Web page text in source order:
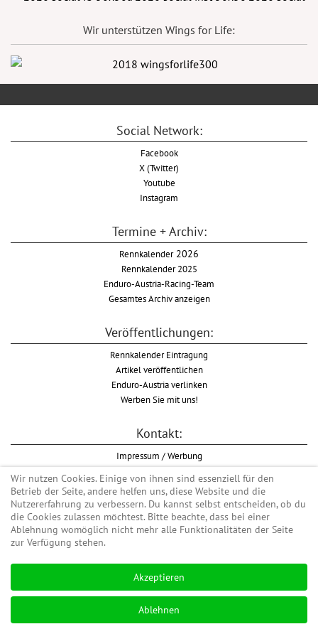
Wir unterstützen Wings for Life:
Social Network:
Facebook
X (Twitter)
Youtube
Instagram
Termine + Archiv:
Rennkalender2026
Rennkalender 2025
Enduro-Austria-Racing-Team
Gesamtes Archiv anzeigen
Veröffentlichungen:
Rennkalender Eintragung
Artikel veröffentlichen
Enduro-Austria verlinken
Werben Sie mit uns!
Kontakt:
Impressum / Werbung
Datenschutzinformation
Informationspflicht WKO
AGB
Begriff "Enduro" auf Wikipedia
#enduroaustria, #wirlebenenduro #enduroaustriaracingteam
Enduro-Austria, Enduro, Endurosport, Endurocross, Endurotraining, Endurotouren,
Endurorennen, Hardenduro, Extreme Enduro
Wir nutzen Cookies. Einige von ihnen sind essenziell für den
Betrieb der Seite, andere helfen uns, diese Website und die
Nutzererfahrung zu verbessern. Du kannst selbst entscheiden, ob du
die Cookies zulassen möchtest. Bitte beachte, dass bei einer
Ablehnung womöglich nicht mehr alle Funktionalitäten der Seite
zur Verfügung stehen.
Akzeptieren
Ablehnen